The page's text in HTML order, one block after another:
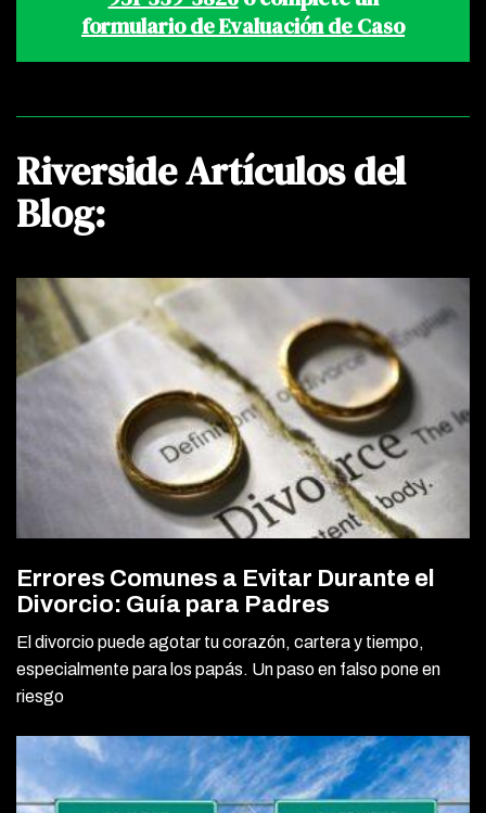
formulario de Evaluación de Caso
Riverside Artículos del
Blog:
Errores Comunes a Evitar Durante el
Divorcio: Guía para Padres
El divorcio puede agotar tu corazón, cartera y tiempo,
especialmente para los papás. Un paso en falso pone en
riesgo